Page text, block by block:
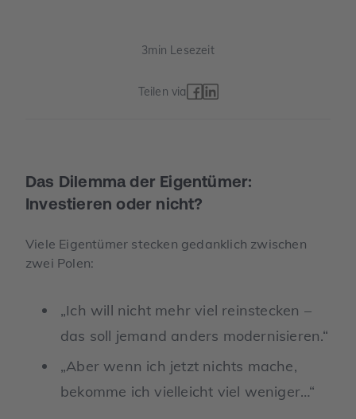
3min Lesezeit
Teilen via
Das Dilemma der Eigentümer:
Investieren oder nicht?
Viele Eigentümer stecken gedanklich zwischen
zwei Polen:
„Ich will nicht mehr viel reinstecken –
das soll jemand anders modernisieren.“
„Aber wenn ich jetzt nichts mache,
bekomme ich vielleicht viel weniger…“